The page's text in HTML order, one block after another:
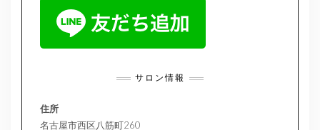
サロン情報
住所
名古屋市西区八筋町260